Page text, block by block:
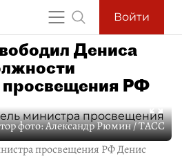
Войти
Дениса
РФ
фото:Александр Рюмин / ТАСС
просвещения РФ Денис